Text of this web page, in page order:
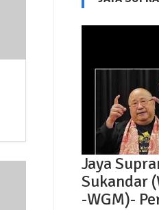
Jaya
Sukandar
-WGM)-